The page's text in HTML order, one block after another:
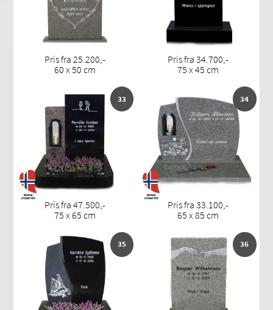
Pris fra 25.200,-
60 x 50 cm
Pris fra 34.700,-
75 x 45 cm
33
Pris fra 47.500,-
75 x 65 cm
34
Pris fra 33.100,-
65 x 85 cm
35 36